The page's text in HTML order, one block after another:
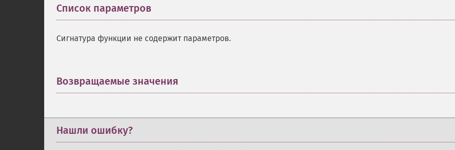
Список параметров
Сигнатура функции не содержит параметров.
Возвращаемые значения
Нашли ошибку?